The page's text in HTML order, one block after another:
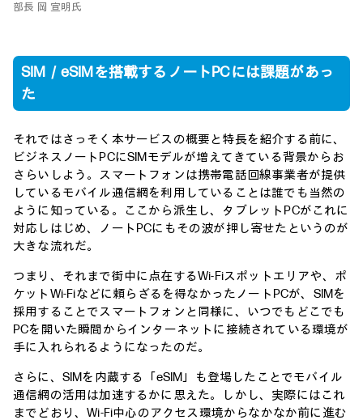
部長 岡 宣明氏
SIM／eSIMを搭載するノートPCには課題があっ
た
それではさっそく本サービスの概要と特長を紹介する前に、
ビジネスノートPCにSIMモデルが増えてきている背景からお
さらいしよう。スマートフォンは携帯電話回線事業者が提供
しているモバイル通信網を利用していることは誰でも当然の
ように知っている。ここから派生し、タブレットPCがこれに
対応しはじめ、ノートPCにもその波が押し寄せたというのが
大きな流れだ。
つまり、それまで街中に点在するWi-Fiスポットエリアや、ポ
ケットWi-Fiなどに頼らざるを得なかったノートPCが、SIMを
採用することでスマートフォンと同様に、いつでもどこでも
PCを開いた瞬間からインターネットに接続されている環境が
手に入れられるようになったのだ。
さらに、SIMを内蔵する「eSIM」も登場したことでモバイル
通信網の活用は加速するかに思えた。しかし、実際にはこれ
までどおり、Wi-Fi中心のアクセス環境からなかなか前に進む